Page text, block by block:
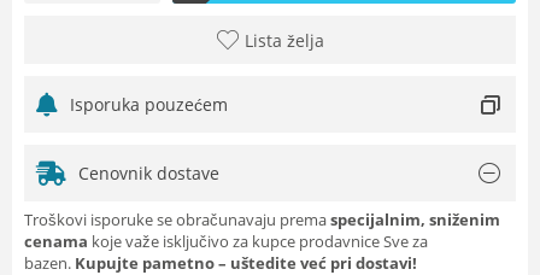
Lista želja
Isporuka pouzećem
Cenovnik dostave
Troškovi isporuke se obračunavaju premaspecijalnim, sniženim
cenama koje važe isključivo za kupce prodavnice Sve za
bazen. Kupujte pametno – uštedite već pri dostavi!